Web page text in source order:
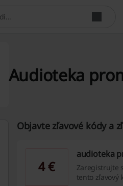
Audioteka
Objavte zľavové kódy a
4 €
audioteka
Zaregistrujte
tento zľavový